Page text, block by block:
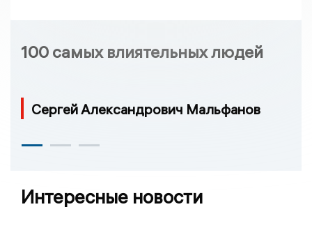
100 самых влиятельных людей
Сергей Александрович Мальфанов
Интересные новости